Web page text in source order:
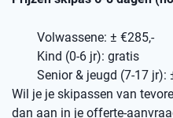
Volwassene: ± €285,-
Kind (0-6 jr): gratis
Senior & jeugd (7-17 jr):
Wil je je skipassen van
dan aan in je offerte-